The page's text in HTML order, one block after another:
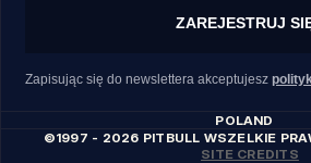
ZAREJESTRUJ
Zapisując się do newslettera akceptujesz
POLAND
©1997 - 2026 PITBULL WSZELKIE
SITE CREDITS